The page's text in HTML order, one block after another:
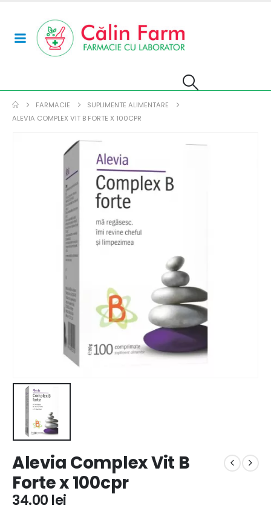
FARMACIE
SUPLIMENTE ALIMENTARE
ALEVIA COMPLEX VIT B FORTE X 100CPR
Alevia Complex Vit B
Forte x 100cpr
34.00 lei